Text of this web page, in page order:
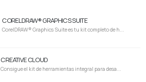
CORELDRAW® GRAPHICS SUITE
CorelDRAW® Graphics Suite es tu kit completo de h...
CREATIVE CLOUD
Consigue el kit de herramientas integral para desa...